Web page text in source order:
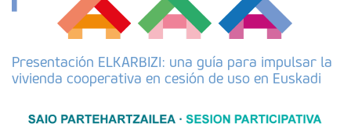
Presentación ELKARBIZI: una guía para impulsar la
vivienda cooperativa en cesión de uso en Euskadi